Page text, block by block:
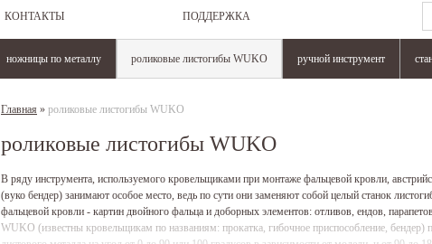
КОНТАКТЫ ПОДДЕРЖКА
ножницы по металлу роликовые листогибы WUKO ручной инструмент
Главная » роликовые листогибы WUKO
роликовые листогибы WUKO
В ряду инструмента, используемого кровельщиками при монтаже фальцевой кровли,
(вуко бендер) занимают особое место, ведь по сути они заменяют собой целый станок
фальцевой кровли - картин двойного фальца и доборных элементов: отливов, ендов,
WUKO (известны кровельщикам по названиям: прокатка, гибочное приспособление, бендер)